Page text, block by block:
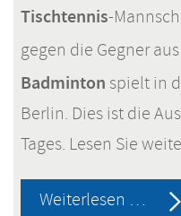
Tischtennis-
gegen die Gegner
Badminton spielt in
Berlin. Dies ist die
Tages. Lesen Sie
Weiterlesen …